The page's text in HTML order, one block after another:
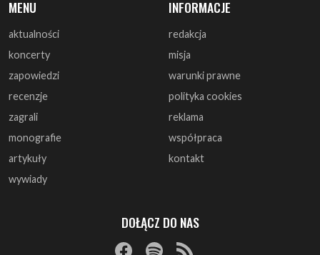
MENU
aktualności
koncerty
zapowiedzi
recenzje
zagrali
monografie
artykuły
wywiady
INFORMACJE
redakcja
misja
warunki prawne
polityka cookies
reklama
współpraca
kontakt
DOŁĄCZ DO NAS